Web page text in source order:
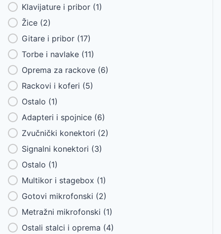
Klavijature i pribor (1)
Žice (2)
Gitare i pribor (17)
Torbe i navlake (11)
Oprema za rackove (6)
Rackovi i koferi (5)
Ostalo (1)
Adapteri i spojnice (6)
Zvučnički konektori (2)
Signalni konektori (3)
Ostalo (1)
Multikor i stagebox (1)
Gotovi mikrofonski (2)
Metražni mikrofonski (1)
Ostali stalci i oprema (4)